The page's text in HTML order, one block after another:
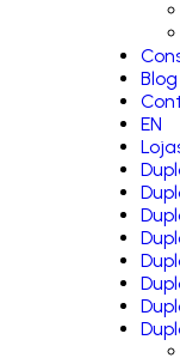
Blog
EN